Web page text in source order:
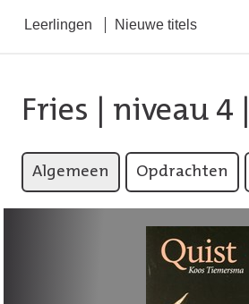
Leerlingen Nieuwe titels
Fries niveau 4
Algemeen Opdrachten